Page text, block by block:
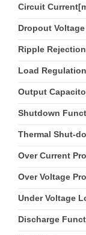
Circuit
Dropout
Ripple
Load
Output
Shutdown
Thermal Shut-
Over Current
Over Voltage
Under Voltage
Discharge